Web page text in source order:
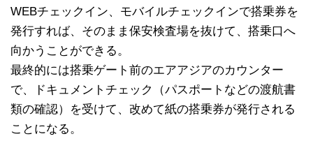
WEBチェックイン、モバイルチェックインで搭乗券を
発行すれば、そのまま保安検査場を抜けて、搭乗口へ
向かうことができる。
最終的には搭乗ゲート前のエアアジアのカウンター
で、ドキュメントチェック（パスポートなどの渡航書
類の確認）を受けて、改めて紙の搭乗券が発行される
ことになる。